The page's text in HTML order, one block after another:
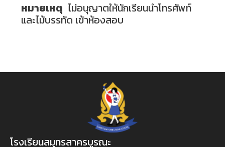
หมายเหตุ ไม่อนุญาตให้นักเรียนนำโทรศัพท์
และไม้บรรทัด เข้าห้องสอบ
โรงเรียนสมุทรสาครบูรณะ